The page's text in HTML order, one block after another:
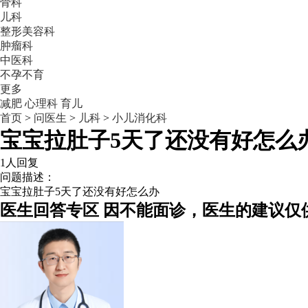
骨科
儿科
整形美容科
肿瘤科
中医科
不孕不育
更多
减肥 心理科 育儿
首页 > 问医生 > 儿科 > 小儿消化科
宝宝拉肚子5天了还没有好怎么
1人回复
问题描述：
宝宝拉肚子5天了还没有好怎么办
医生回答专区 因不能面诊，医生的建议仅